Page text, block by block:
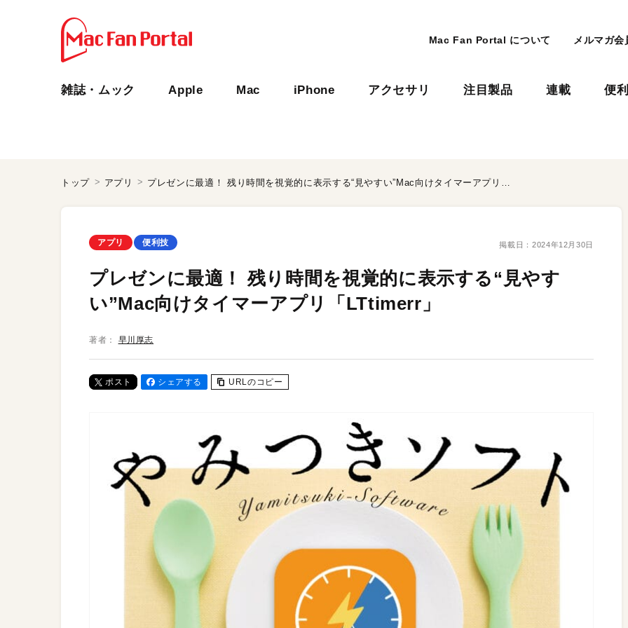
Mac Fan Portal について メルマガ会
雑誌・ムック Apple Mac iPhone アクセサリ 注目製品 連載 便
トップ アプリ プレゼンに最適！ 残り時間を視覚的に表示する“見やすい”Mac向けタイマーアプリ「LTtimerr」
アプリ 便利技 掲載日： 2024年12月30日
プレゼンに最適！ 残り時間を視覚的に表示する“見やす
い”Mac向けタイマーアプリ「LTtimerr」
著者： 早川厚志
ポスト シェアする URLのコピー